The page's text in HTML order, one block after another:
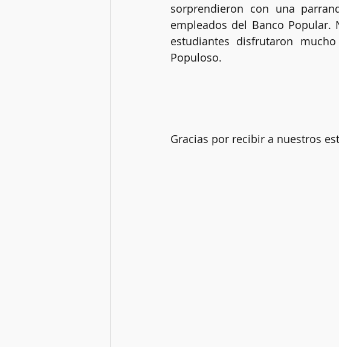
sorprendieron con una
empleados del Banco Popular.
estudiantes disfrutaron
Populoso.
Gracias por recibir a nuestros